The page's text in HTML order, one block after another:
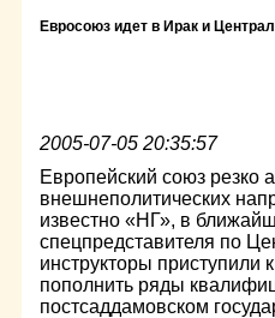
Евросоюз идет в Ирак и
2005-07-05 20:35:57
Европейский союз резко
внешнеполитических
известно «НГ», в
спецпредставителя по
инструкторы приступили
пополнить ряды
постсаддамовском